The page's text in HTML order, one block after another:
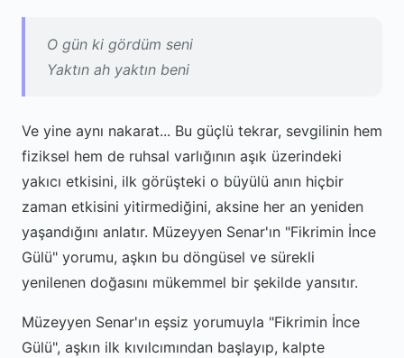
O gün ki gördüm seni
Yaktın ah yaktın beni
Ve yine aynı nakarat... Bu güçlü tekrar, sevgilinin hem
fiziksel hem de ruhsal varlığının aşık üzerindeki
yakıcı etkisini, ilk görüşteki o büyülü anın hiçbir
zaman etkisini yitirmediğini, aksine her an yeniden
yaşandığını anlatır. Müzeyyen Senar'ın "Fikrimin İnce
Gülü" yorumu, aşkın bu döngüsel ve sürekli
yenilenen doğasını mükemmel bir şekilde yansıtır.
Müzeyyen Senar'ın eşsiz yorumuyla "Fikrimin İnce
Gülü", aşkın ilk kıvılcımından başlayıp, kalpte